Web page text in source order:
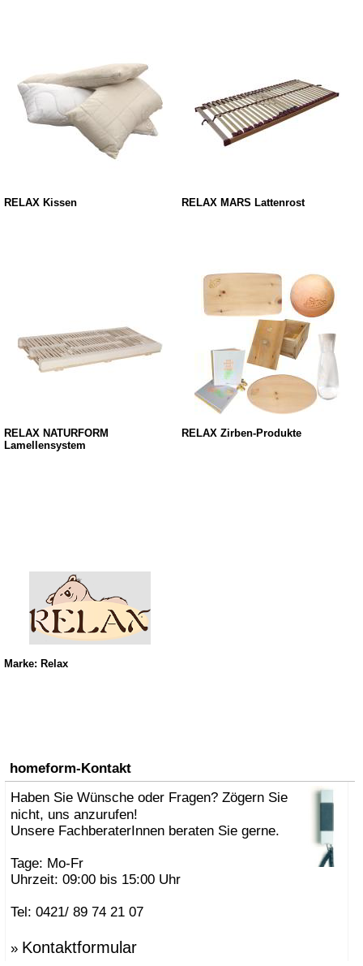
RELAX Kissen RELAX MARS Lattenrost
RELAX NATURFORM
Lamellensystem
RELAX Zirben-Produkte
Marke: Relax
homeform-Kontakt
Haben Sie Wünsche oder Fragen? Zögern Sie
nicht, uns anzurufen!
Unsere FachberaterInnen beraten Sie gerne.
Tage: Mo-Fr
Uhrzeit: 09:00 bis 15:00 Uhr
Tel: 0421/ 89 74 21 07
» Kontaktformular